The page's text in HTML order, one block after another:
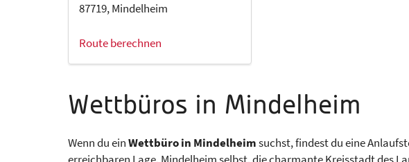
87719, Mindelheim
Route berechnen
Wettbüros in Mindelheim
Wenn du einWettbüro in Mindelheimsuchst, findest du eine
erreichbaren Lage. Mindelheim selbst, die charmante Kreisstadt des